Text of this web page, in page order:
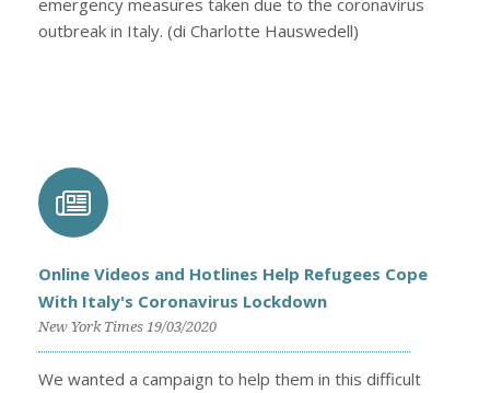
emergency measures taken due to the coronavirus
outbreak in Italy. (di Charlotte Hauswedell)
Online Videos and Hotlines Help Refugees Cope
With Italy's Coronavirus Lockdown
New York Times 19/03/2020
We wanted a campaign to help them in this difficult